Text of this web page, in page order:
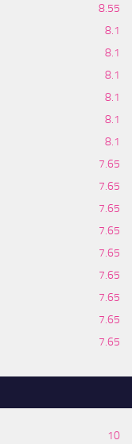
8.55
8.1
8.1
8.1
8.1
8.1
8.1
7.65
7.65
7.65
7.65
7.65
7.65
7.65
7.65
7.65
10